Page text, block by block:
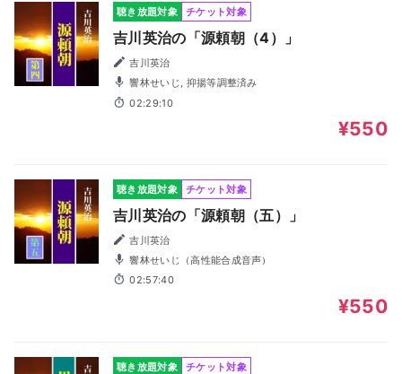
聴き放題対象 チケット対象
吉川英治の「源頼朝（4）」
吉川英治
響林せいじ, 抑揚等調整済み
02:29:10
¥550
聴き放題対象 チケット対象
吉川英治の「源頼朝（五）」
吉川英治
響林せいじ（高性能合成音声）
02:57:40
¥550
聴き放題対象 チケット対象